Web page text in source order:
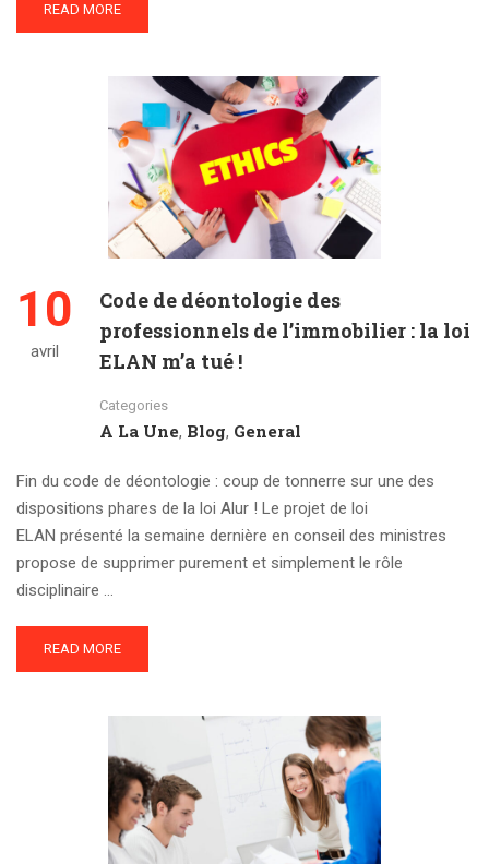
READ MORE
10
avril
Code de déontologie des
professionnels de l’immobilier : la loi
ELAN m’a tué !
Categories
A La Une, Blog, General
Fin du code de déontologie : coup de tonnerre sur une des
dispositions phares de la loi Alur ! Le projet de loi
ELAN présenté la semaine dernière en conseil des ministres
propose de supprimer purement et simplement le rôle
disciplinaire …
READ MORE